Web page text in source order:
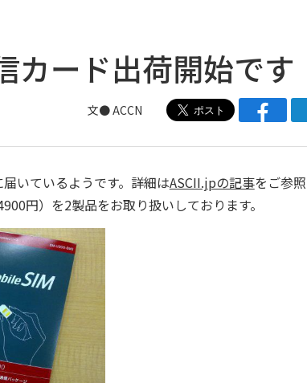
カード出荷開始です
文● ACCN
いているようです。詳細はASCII.jpの記事をご参
円）を2製品をお取り扱いしております。